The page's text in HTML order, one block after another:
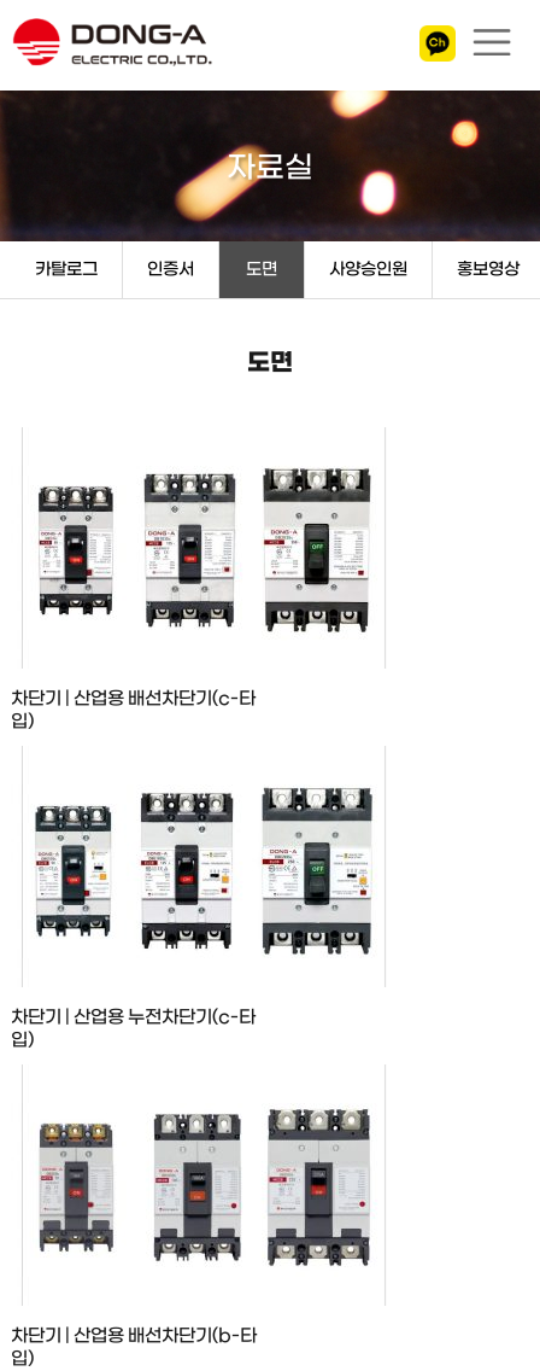
자료실
카탈로그 인증서 도면 사양승인원 홍보영상
도면
차단기 | 산업용 배선차단기(c-타
입)
차단기 | 산업용 누전차단기(c-타
입)
차단기 | 산업용 배선차단기(b-타
입)